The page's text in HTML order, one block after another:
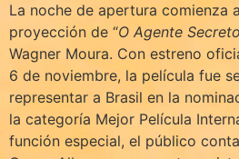
La noche de apertura comienza
proyección de “O Agente
Wagner Moura. Con estreno
6 de noviembre, la película fue
representar a Brasil en la
la categoría Mejor Película
función especial, el público